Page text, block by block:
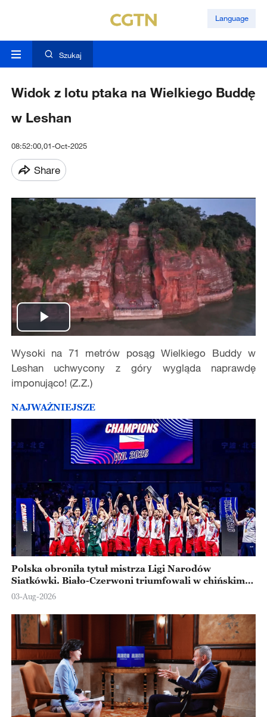
Language
Szukaj
Widok z lotu ptaka na Wielkiego Buddę
w Leshan
08:52:00,01-Oct-2025
Share
Play
Video
Wysoki na 71 metrów posąg Wielkiego Buddy w
Leshan uchwycony z góry wygląda naprawdę
imponująco! (Z.Z.)
NAJWAŻNIEJSZE
Polska obroniła tytuł mistrza Ligi Narodów
Siatkówki. Biało-Czerwoni triumfowali w chińskim
Ningbo
03-Aug-2026